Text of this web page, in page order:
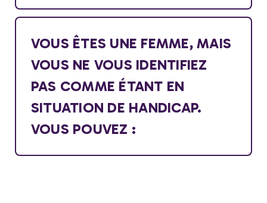
VOUS ÊTES UNE FEMME, MAIS
VOUS NE VOUS IDENTIFIEZ
PAS COMME ÉTANT EN
SITUATION DE HANDICAP.
VOUS POUVEZ :